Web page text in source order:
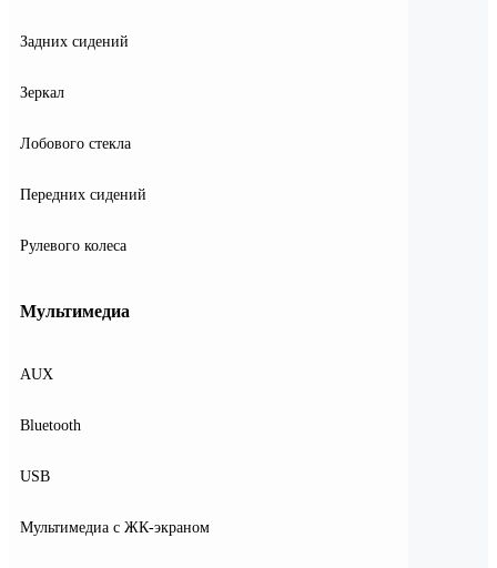
Задних сидений
Зеркал
Лобового стекла
Передних сидений
Рулевого колеса
Мультимедиа
AUX
Bluetooth
USB
Мультимедиа с ЖК-экраном